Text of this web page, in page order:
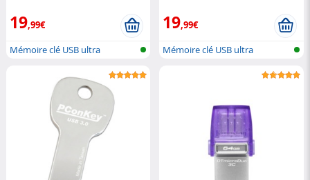
19,99€
Mémoire clé USB ultra
19,99€
Mémoire clé USB ultra